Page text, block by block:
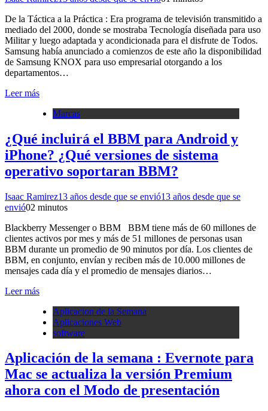
De la Táctica a la Práctica : Era programa de televisión transmitido a
mediado del 2000, donde se mostraba Tecnología diseñada para uso
Militar y luego adaptada y acondicionada para el disfrute de Todos.
Samsung había anunciado a comienzos de este año la disponibilidad
de Samsung KNOX para uso empresarial otorgando a los
departamentos…
Leer más
Marcas
¿Qué incluirá el BBM para Android y
iPhone? ¿Qué versiones de sistema
operativo soportaran BBM?
Isaac Ramirez13 años desde que se envió13 años desde que se
envió02 minutos
Blackberry Messenger o BBM BBM tiene más de 60 millones de
clientes activos por mes y más de 51 millones de personas usan
BBM durante un promedio de 90 minutos por día. Los clientes de
BBM, en conjunto, envían y reciben más de 10.000 millones de
mensajes cada día y el promedio de mensajes diarios…
Leer más
Aplicacion de la Semana
Aplicaciones Web
software
Aplicación de la semana : Evernote para
Mac se actualiza la versión Premium
ahora con el Modo de presentación